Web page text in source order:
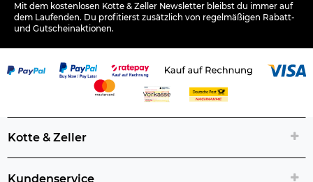
Mit dem kostenlosen Kotte & Zeller Newsletter bleibst du immer auf
dem Laufenden. Du profitierst zusätzlich von regelmäßigen Rabatt-
und Gutscheinaktionen.
Kotte & Zeller
Kundenservice